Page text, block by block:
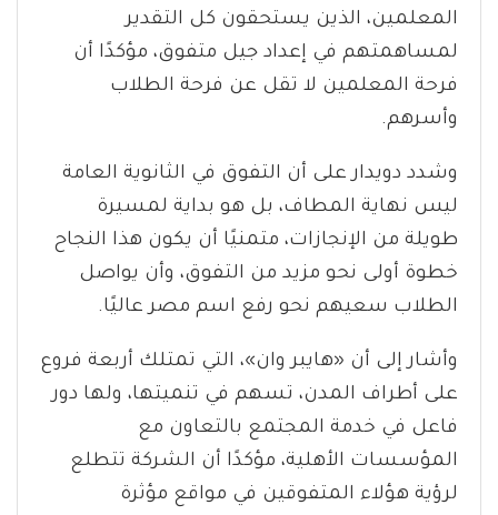
المعلمين، الذين يستحقون كل التقدير
لمساهمتهم في إعداد جيل متفوق، مؤكدًا أن
فرحة المعلمين لا تقل عن فرحة الطلاب
وأسرهم.
وشدد دويدار على أن التفوق في الثانوية العامة
ليس نهاية المطاف، بل هو بداية لمسيرة
طويلة من الإنجازات، متمنيًا أن يكون هذا النجاح
خطوة أولى نحو مزيد من التفوق، وأن يواصل
الطلاب سعيهم نحو رفع اسم مصر عاليًا.
وأشار إلى أن «هايبر وان»، التي تمتلك أربعة فروع
على أطراف المدن، تسهم في تنميتها، ولها دور
فاعل في خدمة المجتمع بالتعاون مع
المؤسسات الأهلية، مؤكدًا أن الشركة تتطلع
لرؤية هؤلاء المتفوقين في مواقع مؤثرة